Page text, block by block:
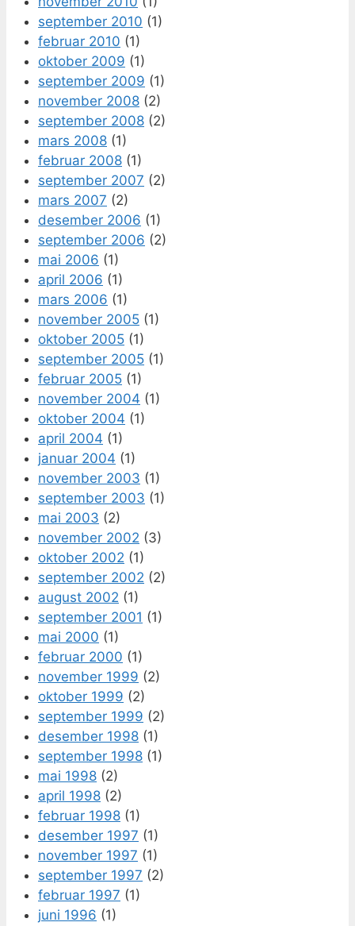
september 2010 (1)
februar 2010 (1)
oktober 2009 (1)
september 2009 (1)
november 2008 (2)
september 2008 (2)
mars 2008 (1)
februar 2008 (1)
september 2007 (2)
mars 2007 (2)
desember 2006 (1)
september 2006 (2)
mai 2006 (1)
april 2006 (1)
mars 2006 (1)
november 2005 (1)
oktober 2005 (1)
september 2005 (1)
februar 2005 (1)
november 2004 (1)
oktober 2004 (1)
april 2004 (1)
januar 2004 (1)
november 2003 (1)
september 2003 (1)
mai 2003 (2)
november 2002 (3)
oktober 2002 (1)
september 2002 (2)
august 2002 (1)
september 2001 (1)
mai 2000 (1)
februar 2000 (1)
november 1999 (2)
oktober 1999 (2)
september 1999 (2)
desember 1998 (1)
september 1998 (1)
mai 1998 (2)
april 1998 (2)
februar 1998 (1)
desember 1997 (1)
november 1997 (1)
september 1997 (2)
februar 1997 (1)
juni 1996 (1)